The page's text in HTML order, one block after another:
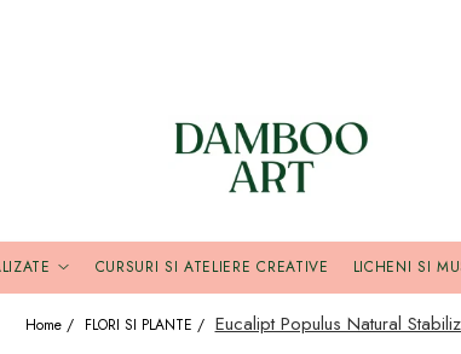
CURSURI SI ATELIERE CREATIVE LICHENI SI
Home / FLORI SI PLANTE / Eucalipt Populus Natural